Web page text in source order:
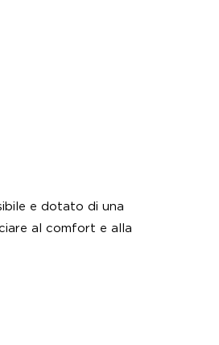
e dotato di una
al comfort e alla